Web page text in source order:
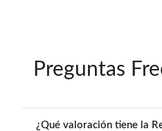
Preguntas
¿Qué valoración tiene la